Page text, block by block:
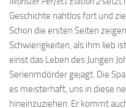
Geschichte nahtlos fort und
Schon die ersten Seiten
Schwierigkeiten, als ihm lieb
einst das Leben des Jungen
Serienmdörder gejagt. Die
es meisterhaft, uns in diese
hineinzuziehen. Er kommt